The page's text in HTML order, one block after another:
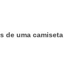
de uma camiseta